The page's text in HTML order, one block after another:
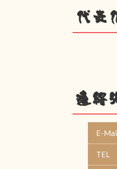
代表
連絡
E-
TEL